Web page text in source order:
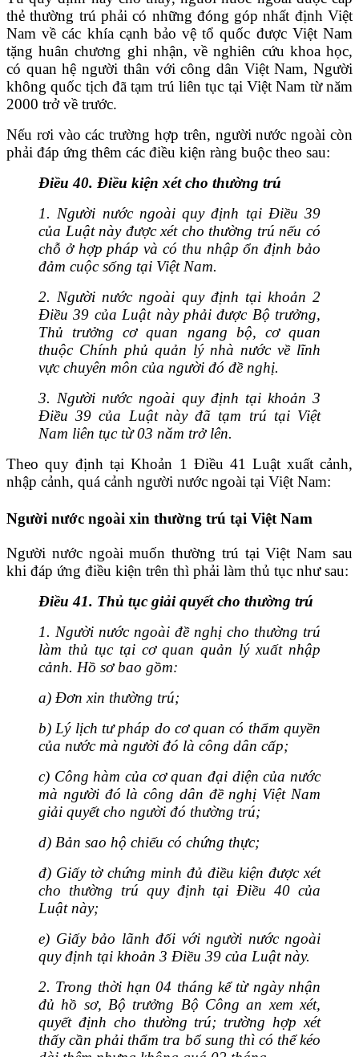
thẻ thường trú phải có những đóng góp nhất định Việt
Nam về các khía cạnh bảo vệ tổ quốc được Việt Nam
tặng huân chương ghi nhận, về nghiên cứu khoa học,
có quan hệ người thân với công dân Việt Nam, Người
không quốc tịch đã tạm trú liên tục tại Việt Nam từ năm
2000 trở về trước.
Nếu rơi vào các trường hợp trên, người nước ngoài còn
phải đáp ứng thêm các điều kiện ràng buộc theo sau:
Điều 40. Điều kiện xét cho thường trú
1. Người nước ngoài quy định tại Điều 39
của Luật này được xét cho thường trú nếu có
chỗ ở hợp pháp và có thu nhập ổn định bảo
đảm cuộc sống tại Việt Nam.
2. Người nước ngoài quy định tại khoản 2
Điều 39 của Luật này phải được Bộ trưởng,
Thủ trưởng cơ quan ngang bộ, cơ quan
thuộc Chính phủ quản lý nhà nước về lĩnh
vực chuyên môn của người đó đề nghị.
3. Người nước ngoài quy định tại khoản 3
Điều 39 của Luật này đã tạm trú tại Việt
Nam liên tục từ 03 năm trở lên.
Theo quy định tại Khoản 1 Điều 41 Luật xuất cảnh,
nhập cảnh, quá cảnh người nước ngoài tại Việt Nam:
Người nước ngoài xin thường trú tại Việt Nam
Người nước ngoài muốn thường trú tại Việt Nam sau
khi đáp ứng điều kiện trên thì phải làm thủ tục như sau:
Điều 41. Thủ tục giải quyết cho thường trú
1. Người nước ngoài đề nghị cho thường trú
làm thủ tục tại cơ quan quản lý xuất nhập
cảnh. Hồ sơ bao gồm:
a) Đơn xin thường trú;
b) Lý lịch tư pháp do cơ quan có thẩm quyền
của nước mà người đó là công dân cấp;
c) Công hàm của cơ quan đại diện của nước
mà người đó là công dân đề nghị Việt Nam
giải quyết cho người đó thường trú;
d) Bản sao hộ chiếu có chứng thực;
đ) Giấy tờ chứng minh đủ điều kiện được xét
cho thường trú quy định tại Điều 40 của
Luật này;
e) Giấy bảo lãnh đối với người nước ngoài
quy định tại khoản 3 Điều 39 của Luật này.
2. Trong thời hạn 04 tháng kể từ ngày nhận
đủ hồ sơ, Bộ trưởng Bộ Công an xem xét,
quyết định cho thường trú; trường hợp xét
thấy cần phải thẩm tra bổ sung thì có thể kéo